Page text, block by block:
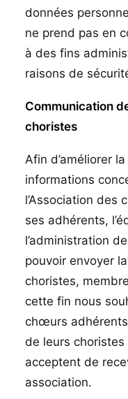
données
ne prend pas en
à des fins
raisons de
Communication
choristes
Afin d’améliorer
informations
l’Association
ses adhérents,
l’administration
pouvoir envoyer
choristes,
cette fin nous
chœurs
de leurs
acceptent de
association.